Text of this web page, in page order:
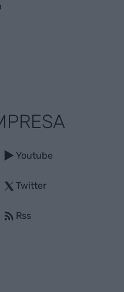
Youtube
Twitter
Rss